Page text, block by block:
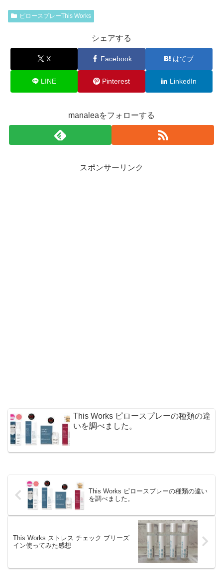
ピロースプレーThis Works
シェアする
X Facebook はてブ
LINE Pinterest LinkedIn
manaleaをフォローする
スポンサーリンク
This Works ピロースプレーの種類の違
いを調べました。
This Works ピロースプレーの種類の違い
を調べました。
This Works ストレス チェック ブリーズ
イン使ってみた感想